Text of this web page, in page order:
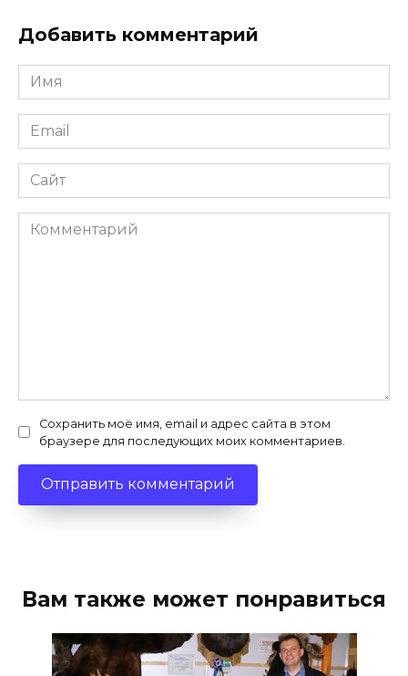
Добавить комментарий
Имя
*
Email
*
Сайт
Комментарий
Сохранить моё имя, email и адрес сайта в этом
браузере для последующих моих комментариев.
Вам также может понравиться